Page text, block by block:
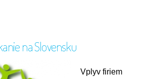
na Slovensku
Vplyv firiem